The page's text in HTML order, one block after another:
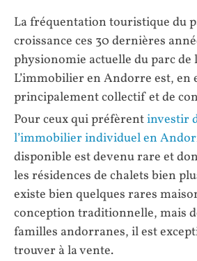
La fréquentation touristique du
croissance ces 30 dernières
physionomie actuelle du parc de
L’immobilier en Andorre est, en
principalement collectif et de
Pour ceux qui préfèrentinvestir
l’immobilier individuel en
disponible est devenu rare et
les résidences de chalets bien
existe bien quelques rares
conception traditionnelle, mais
familles andorranes, il est
trouver à la vente.